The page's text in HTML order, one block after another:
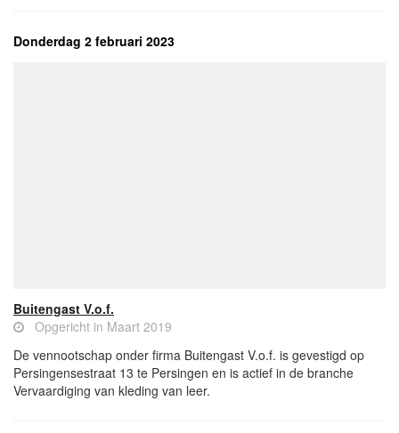
Donderdag 2 februari 2023
Buitengast V.o.f.
Opgericht in Maart 2019
De vennootschap onder firma Buitengast V.o.f. is gevestigd op
Persingensestraat 13 te Persingen en is actief in de branche
Vervaardiging van kleding van leer.